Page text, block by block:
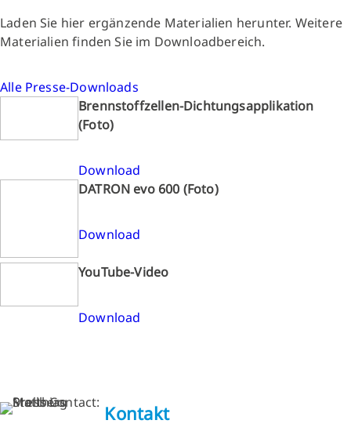
Laden Sie hier ergänzende Materialien herunter. Weitere
Materialien finden Sie im Downloadbereich.
Alle Presse-Downloads
Brennstoffzellen-Dichtungsapplikation
(Foto)
Download
DATRON evo 600 (Foto)
Download
YouTube-Video
Download
Kontakt